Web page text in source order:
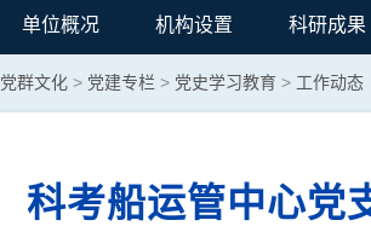
单位概况 机构设置 科研成果
党群文化 > 党建专栏 > 党史学习教育 > 工作动态
科考船运管中心党